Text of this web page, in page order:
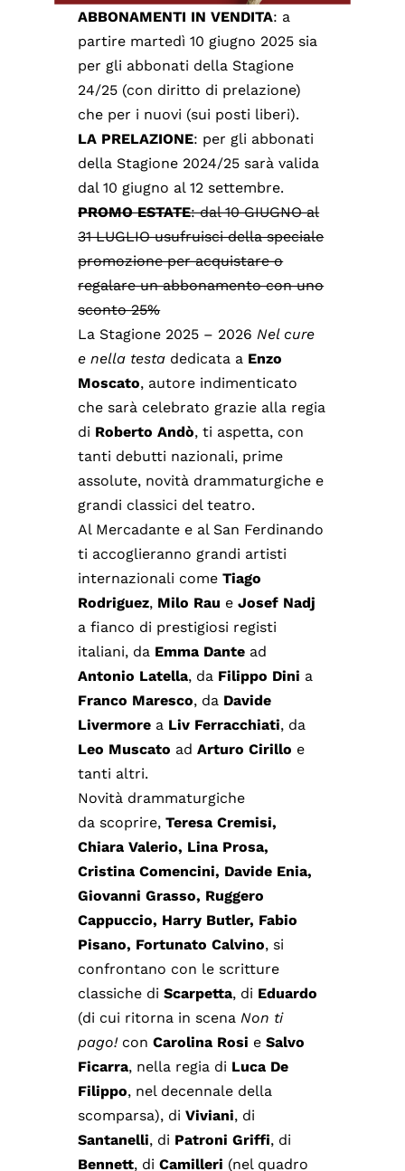
ABBONAMENTI IN VENDITA: a
partire martedì 10 giugno 2025 sia
per gli abbonati della Stagione
24/25 (con diritto di prelazione)
che per i nuovi (sui posti liberi).
LA PRELAZIONE: per gli abbonati
della Stagione 2024/25 sarà valida
dal 10 giugno al 12 settembre.
PROMO ESTATE: dal 10 GIUGNO al
31 LUGLIO usufruisci della speciale
promozione per acquistare o
regalare un abbonamento con uno
sconto 25%
La Stagione 2025 – 2026Nel cure
e nella testa dedicata a Enzo
Moscato, autore indimenticato
che sarà celebrato grazie alla regia
di Roberto Andò, ti aspetta, con
tanti debutti nazionali, prime
assolute, novità drammaturgiche e
grandi classici del teatro.
Al Mercadante e al San Ferdinando
ti accoglieranno grandi artisti
internazionali comeTiago
Rodriguez, Milo Rau eJosef Nadj
a fianco di prestigiosi registi
italiani, da Emma Dante ad
Antonio Latella, da Filippo Dini a
Franco Maresco, da Davide
Livermore a Liv Ferracchiati, da
Leo Muscato adArturo Cirillo e
tanti altri.
Novità drammaturgiche
da scoprire,Teresa Cremisi,
Chiara Valerio, Lina Prosa,
Cristina Comencini, Davide Enia,
Giovanni Grasso, Ruggero
Cappuccio, Harry Butler, Fabio
Pisano, Fortunato Calvino, si
confrontano con le scritture
classiche diScarpetta, di Eduardo
(di cui ritorna in scenaNon ti
pago!conCarolina Rosi eSalvo
Ficarra, nella regia di Luca De
Filippo, nel decennale della
scomparsa), diViviani, di
Santanelli, di Patroni Griffi, di
Bennett, diCamilleri (nel quadro